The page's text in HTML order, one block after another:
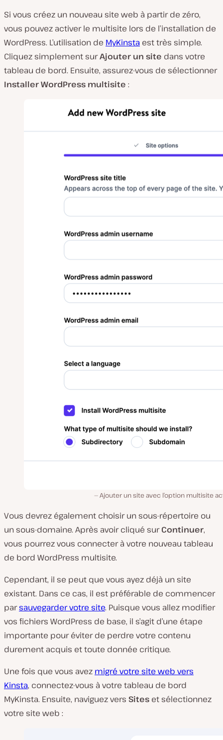
Si vous créez un nouveau site web à partir de zéro,
vous pouvez activer le multisite lors de l’installation de
WordPress. L’utilisation de MyKinsta est très simple.
Cliquez simplement surAjouter un site dans votre
tableau de bord. Ensuite, assurez-vous de sélectionner
Installer WordPress multisite :
Ajouter un site avec l’option multisite
Vous devrez également choisir un sous-répertoire ou
un sous-domaine. Après avoir cliqué surContinuer,
vous pourrez vous connecter à votre nouveau tableau
de bord WordPress multisite.
Cependant, il se peut que vous ayez déjà un site
existant. Dans ce cas, il est préférable de commencer
parsauvegarder votre site. Puisque vous allez modifier
vos fichiers WordPress de base, il s’agit d’une étape
importante pour éviter de perdre votre contenu
durement acquis et toute donnée critique.
Une fois que vous avez migré votre site web vers
Kinsta, connectez-vous à votre tableau de bord
MyKinsta. Ensuite, naviguez vers Sites et sélectionnez
votre site web :